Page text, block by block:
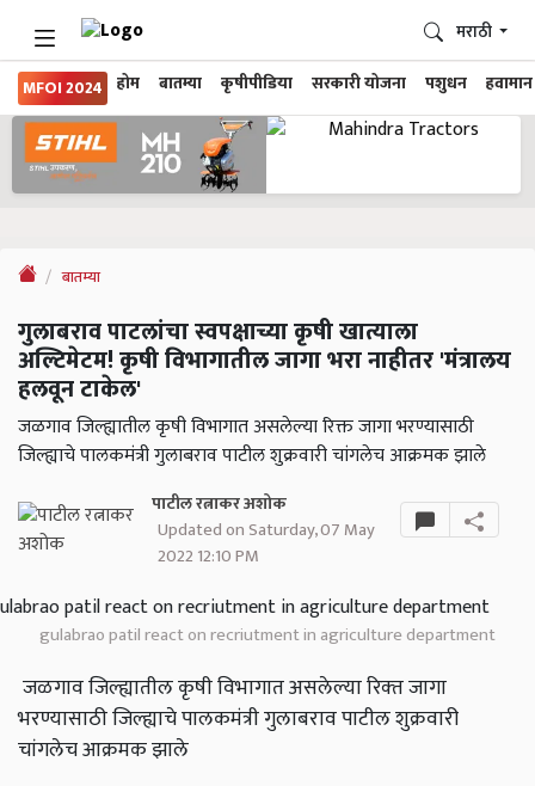
MFOI 2024 होम बातम्या कृषीपीडिया सरकारी योजना पशुधन हवामान
मराठी
बातम्या
गुलाबराव पाटलांचा स्वपक्षाच्या कृषी खात्याला
अल्टिमेटम! कृषी विभागातील जागा भरा नाहीतर 'मंत्रालय
हलवून टाकेल'
जळगाव जिल्ह्यातील कृषी विभागात असलेल्या रिक्त जागा भरण्यासाठी
जिल्ह्याचे पालकमंत्री गुलाबराव पाटील शुक्रवारी चांगलेच आक्रमक झाले
पाटील रत्नाकर अशोक
Updated on Saturday, 07 May
2022 12:10 PM
gulabrao patil react on recriutment in agriculture department
जळगाव जिल्ह्यातील कृषी विभागात असलेल्या रिक्‍त जागा
भरण्यासाठी जिल्ह्याचे पालकमंत्री गुलाबराव पाटील शुक्रवारी
चांगलेच आक्रमक झाले